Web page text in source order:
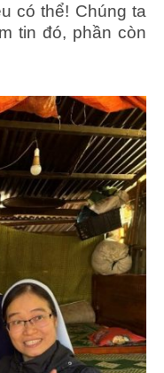
có thể! Chúng ta
tin đó, phần còn